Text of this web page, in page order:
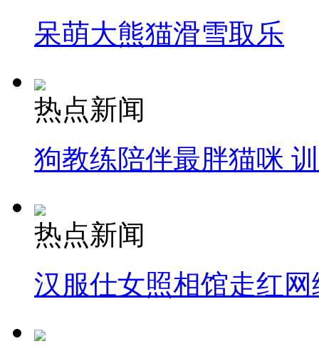
呆萌大熊猫滑雪取乐
热点新闻
狗教练陪伴最胖猫咪
热点新闻
汉服仕女照相馆走红网